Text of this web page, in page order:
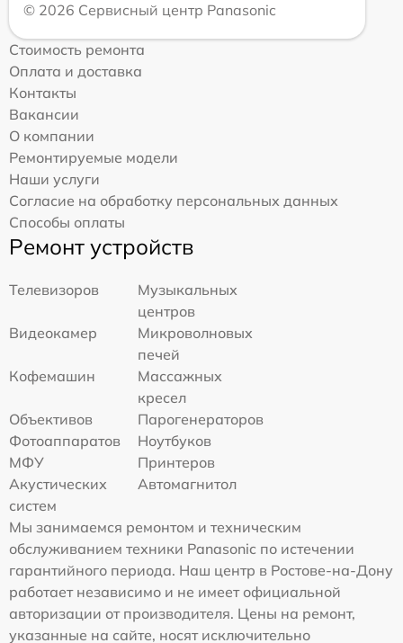
© 2026 Сервисный центр Panasonic
Стоимость ремонта
Оплата и доставка
Контакты
Вакансии
О компании
Ремонтируемые модели
Наши услуги
Согласие на обработку персональных данных
Способы оплаты
Ремонт устройств
Телевизоров
Музыкальных
центров
Видеокамер
Микроволновых
печей
Кофемашин
Массажных
кресел
Объективов
Парогенераторов
Фотоаппаратов
Ноутбуков
МФУ
Принтеров
Акустических
систем
Автомагнитол
Мы занимаемся ремонтом и техническим
обслуживанием техники Panasonic по истечении
гарантийного периода. Наш центр в Ростове-на-Дону
работает независимо и не имеет официальной
авторизации от производителя. Цены на ремонт,
указанные на сайте, носят исключительно